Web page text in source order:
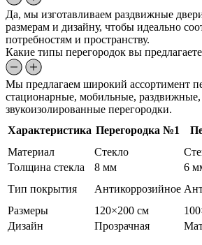
Да, мы изготавливаем раздвижные
размерам и дизайну, чтобы идеально
потребностям и пространству.
Какие типы перегородок вы
Мы предлагаем широкий ассортимент
стационарные, мобильные, раздвижные,
звукоизолированные перегородки.
Характеристика Перегородка №1
Материал
Стекло
Толщина стекла
8 мм 6
Тип покрытия
Антикоррозийное
Размеры
120×200 см
Дизайн
Прозрачная